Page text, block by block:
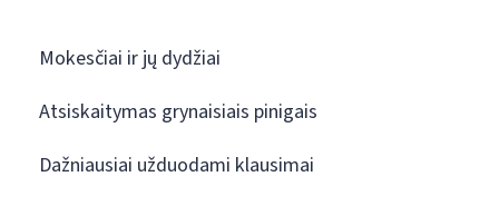
Mokesčiai ir jų dydžiai
Atsiskaitymas grynaisiais pinigais
Dažniausiai užduodami klausimai